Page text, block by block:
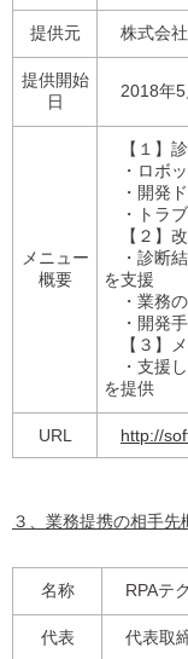
提供元 株式会
提供開始
日
2018年5
メニュー
概要
【１】診
・ロボッ
・開発ド
・トラブ
【２】改
・診断結
を支援
・業務の
・開発手
【３】メ
・支援し
を提供
URL http://
３、業務提携の相手先
名称 RPAテ
代表 代表取